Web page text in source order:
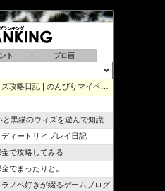
ト ブロ画
日記 | のんびりマイペースで攻略…
のウィズを遊んで知識を増やそう
ィートリヒプレイ日記
で攻略してみる
でまったりと。
ノベ好きが綴るゲームブログ